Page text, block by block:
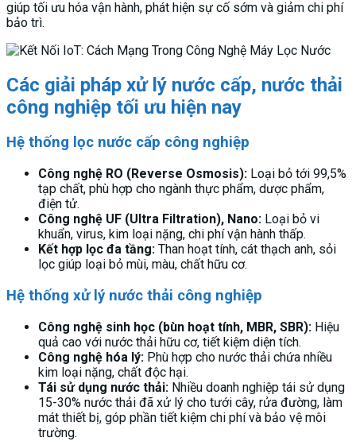
giúp tối ưu hóa vận hành, phát hiện sự cố sớm và giảm chi phí
bảo trì.
Các giải pháp xử lý nước cấp, nước thải
công nghiệp tối ưu hiện nay
Hệ thống lọc nước cấp công nghiệp
Công nghệ RO (Reverse Osmosis): Loại bỏ tới 99,5%
tạp chất, phù hợp cho ngành thực phẩm, dược phẩm,
điện tử.
Công nghệ UF (Ultra Filtration), Nano: Loại bỏ vi
khuẩn, virus, kim loại nặng, chi phí vận hành thấp.
Kết hợp lọc đa tầng: Than hoạt tính, cát thạch anh, sỏi
lọc giúp loại bỏ mùi, màu, chất hữu cơ.
Hệ thống xử lý nước thải công nghiệp
Công nghệ sinh học (bùn hoạt tính, MBR, SBR): Hiệu
quả cao với nước thải hữu cơ, tiết kiệm diện tích.
Công nghệ hóa lý: Phù hợp cho nước thải chứa nhiều
kim loại nặng, chất độc hại.
Tái sử dụng nước thải: Nhiều doanh nghiệp tái sử dụng
15-30% nước thải đã xử lý cho tưới cây, rửa đường, làm
mát thiết bị, góp phần tiết kiệm chi phí và bảo vệ môi
trường.